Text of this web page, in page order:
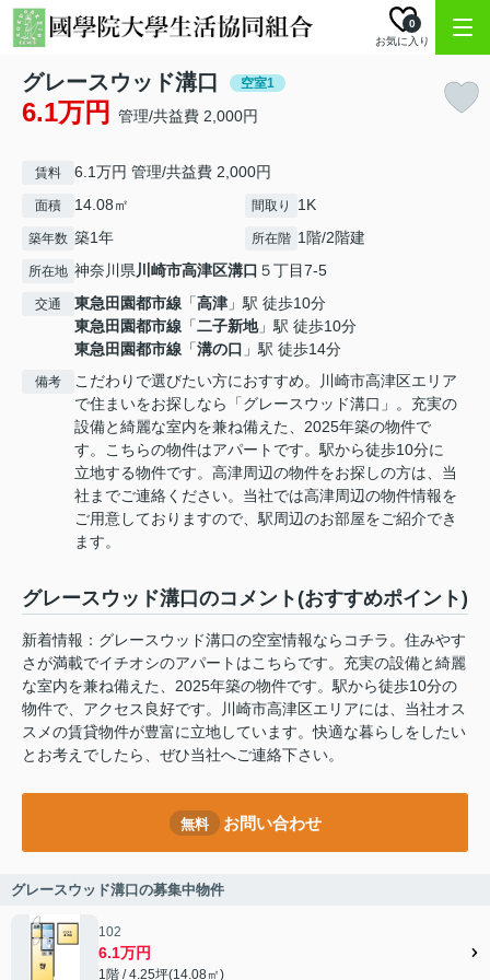
お気に入り
0
グレースウッド溝口 空室1
6.1万円 管理/共益費 2,000円
賃料 6.1万円 管理/共益費 2,000円
面積 14.08㎡ 間取り 1K
築年数 築1年 所在階 1階/2階建
所在地 神奈川県川崎市高津区溝口 ５丁目7-5
交通 東急田園都市線 「高津 」駅 徒歩10分
東急田園都市線 「二子新地」駅 徒歩10分
東急田園都市線 「溝の口 」駅 徒歩14分
備考
こだわりで選びたい方におすすめ。川崎市高津区エリア
で住まいをお探しなら「グレースウッド溝口」。充実の
設備と綺麗な室内を兼ね備えた、2025年築の物件で
す。こちらの物件はアパートです。駅から徒歩10分に
立地する物件です。高津周辺の物件をお探しの方は、当
社までご連絡ください。当社では高津周辺の物件情報を
ご用意しておりますので、駅周辺のお部屋をご紹介でき
ます。
グレースウッド溝口のコメント(おすすめポイント)
新着情報：グレースウッド溝口の空室情報ならコチラ。住みやす
さが満載でイチオシのアパートはこちらです。充実の設備と綺麗
な室内を兼ね備えた、2025年築の物件です。駅から徒歩10分の
物件で、アクセス良好です。川崎市高津区エリアには、当社オス
スメの賃貸物件が豊富に立地しています。快適な暮らしをしたい
とお考えでしたら、ぜひ当社へご連絡下さい。
無料 お問い合わせ
グレースウッド溝口の募集中物件
102
6.1万円
1階 / 4.25坪(14.08㎡)